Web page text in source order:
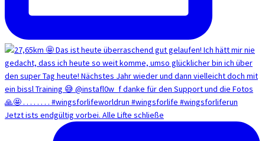
Jetzt ists endgültig vorbei. Alle Lifte schließe